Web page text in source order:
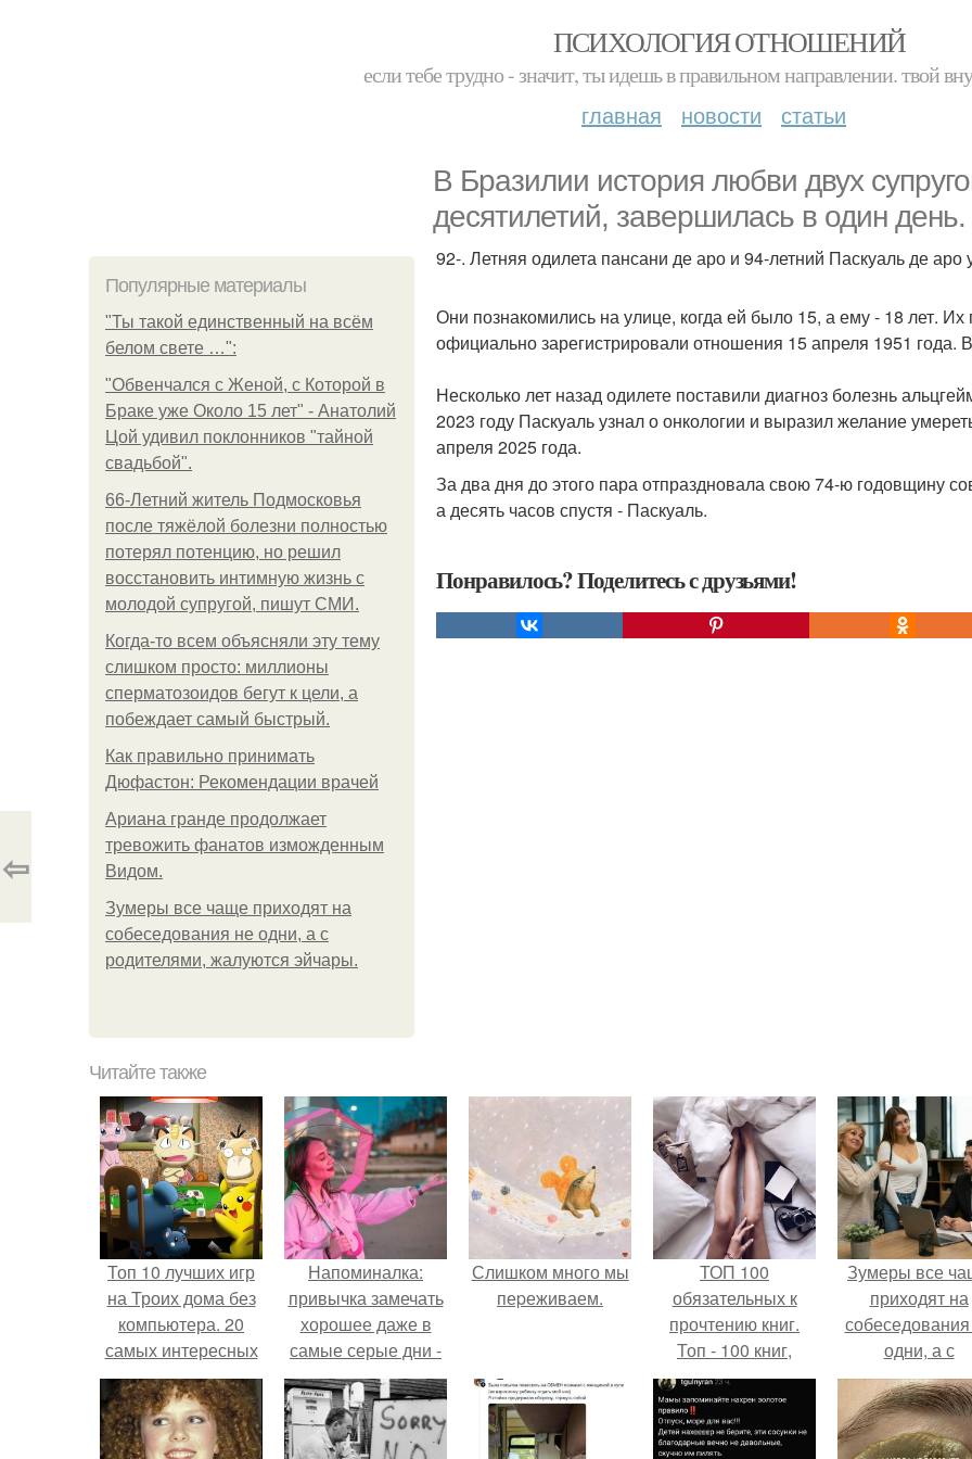
ПСИХОЛОГИЯ ОТНОШЕНИЙ
если тебе трудно - значит, ты идешь в правильном направлении. твой
главная новости статьи
В Бразилии история любви двух
десятилетий, завершилась в один день.
Популярные материалы
"Ты такой единственный на всём
белом свете …":
"Обвенчался с Женой, с Которой в
Браке уже Около 15 лет" - Анатолий
Цой удивил поклонников "тайной
свадьбой".
66-Летний житель Подмосковья
после тяжёлой болезни полностью
потерял потенцию, но решил
восстановить интимную жизнь с
молодой супругой, пишут СМИ.
Когда-то всем объясняли эту тему
слишком просто: миллионы
сперматозоидов бегут к цели, а
побеждает самый быстрый.
Как правильно принимать
Дюфастон: Рекомендации врачей
Ариана гранде продолжает
тревожить фанатов изможденным
Видом.
Зумеры все чаще приходят на
собеседования не одни, а с
родителями, жалуются эйчары.
92-. Летняя одилета пансани де аро и 94-летний Паскуаль де аро
Они познакомились на улице, когда ей было 15, а ему - 18 лет.
официально зарегистрировали отношения 15 апреля 1951 года.
Несколько лет назад одилете поставили диагноз болезнь
2023 году Паскуаль узнал о онкологии и выразил желание
апреля 2025 года.
За два дня до этого пара отпраздновала свою 74-ю годовщину
а десять часов спустя - Паскуаль.
Понравилось? Поделитесь с друзьями!
⇦
Читайте также
Топ 10 лучших игр
на Троих дома без
компьютера. 20
самых интересных
игр для компании
Напоминалка:
привычка замечать
хорошее даже в
самые серые дни -
это не очередная
сказка из книг по
саморазвитию.
Слишком много мы
пеpеживаем.
ТОП 100
обязательных к
прочтению книг.
Топ - 100 книг,
которые нужно
прочитать, чтобы
понимать себя и
Зумеры все
приходят на
одни, а с
родителями,
жалуются